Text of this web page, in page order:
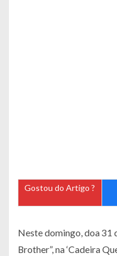
Gostou do Artigo ?
Neste domingo, doa 31
Brother”, na ‘Cadeira